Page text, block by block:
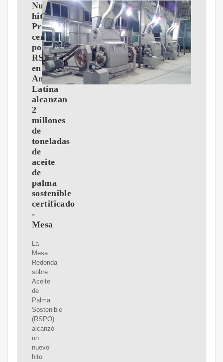
Nuevo
hito:
Productores
certificados
por
RSPO
en
América
Latina
alcanzan
2
millones
de
toneladas
de
aceite
de
palma
sostenible
certificado
-
Mesa
La
Mesa
Redonda
sobre
Aceite
de
Palma
Sostenible
(RSPO)
alcanzó
un
nuevo
hito